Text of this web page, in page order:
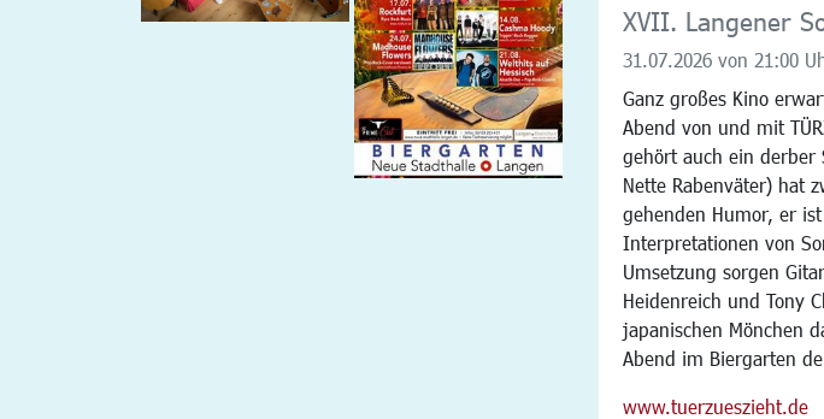
XVII. Langener
31.07.2026von 21:00
Ganz großes Kino
Abend von und mit
gehört auch ein derber
Nette Rabenväter) hat
gehenden Humor, er
Interpretationen von
Umsetzung sorgen
Heidenreich und Tony
japanischen Mönchen
Abend im Biergarten
www.tuerzueszieht.de